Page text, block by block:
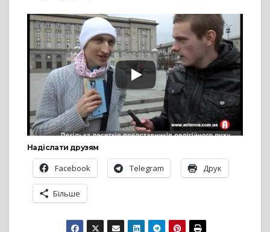
Надіслати друзям
Facebook Telegram Друк
Більше